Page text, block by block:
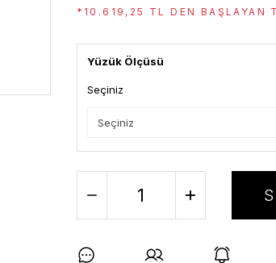
*10.619,25 TL DEN BAŞLAYAN
Yüzük Ölçüsü
Seçiniz